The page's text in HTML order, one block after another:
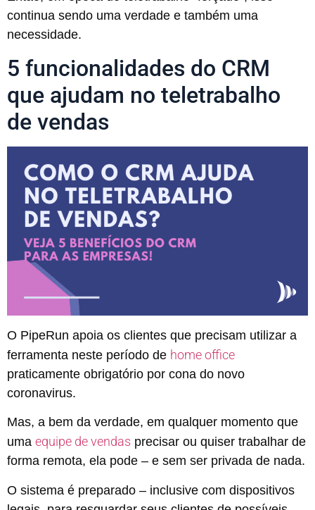
continua sendo uma verdade e também uma
necessidade.
5 funcionalidades do CRM
que ajudam no teletrabalho
de vendas
O PipeRun apoia os clientes que precisam utilizar a
ferramenta neste período de home office
praticamente obrigatório por cona do novo
coronavirus.
Mas, a bem da verdade, em qualquer momento que
uma equipe de vendas precisar ou quiser trabalhar de
forma remota, ela pode – e sem ser privada de nada.
O sistema é preparado – inclusive com dispositivos